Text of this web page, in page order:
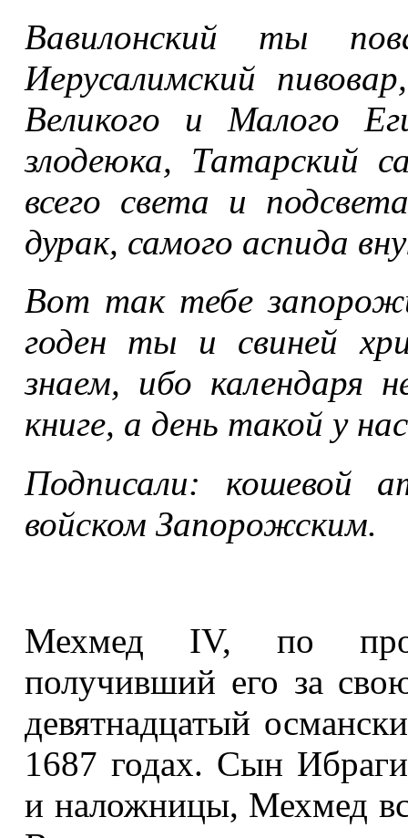
Вавилонский ты
Иерусалимский
Великого и Малого
злодеюка, Татарский
всего света и
дурак, самого аспида
Вот так тебе
годен ты и свиней
знаем, ибо календаря
книге, а день такой у
Подписали: кошевой
войском Запорожским.
Мехмед IV, по
получивший его за
девятнадцатый
1687 годах. Сын
и наложницы, Мехмед